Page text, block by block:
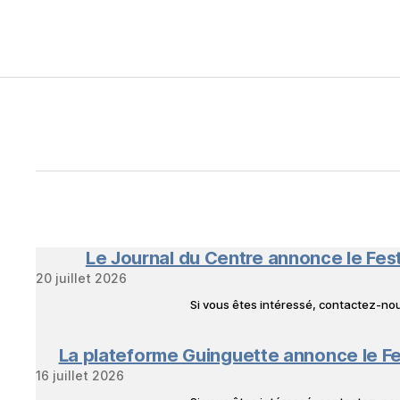
Le Journal du Centre annonce le
20 juillet 2026
Si vous êtes intéressé, contactez-
La plateforme Guinguette annonce le
16 juillet 2026